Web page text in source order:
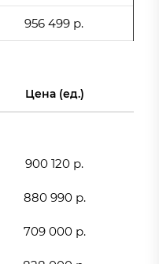
956 499 р.
Цена (ед.)
900 120 р.
880 990 р.
709 000 р.